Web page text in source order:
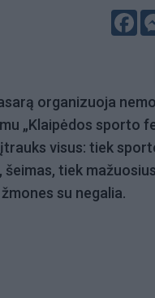
organizuoja
„Klaipėdos sporto
visus: tiek
šeimas, tiek
su negalia.